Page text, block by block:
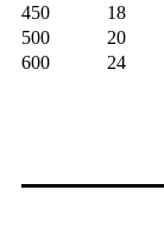
450
18
500
20
600
24